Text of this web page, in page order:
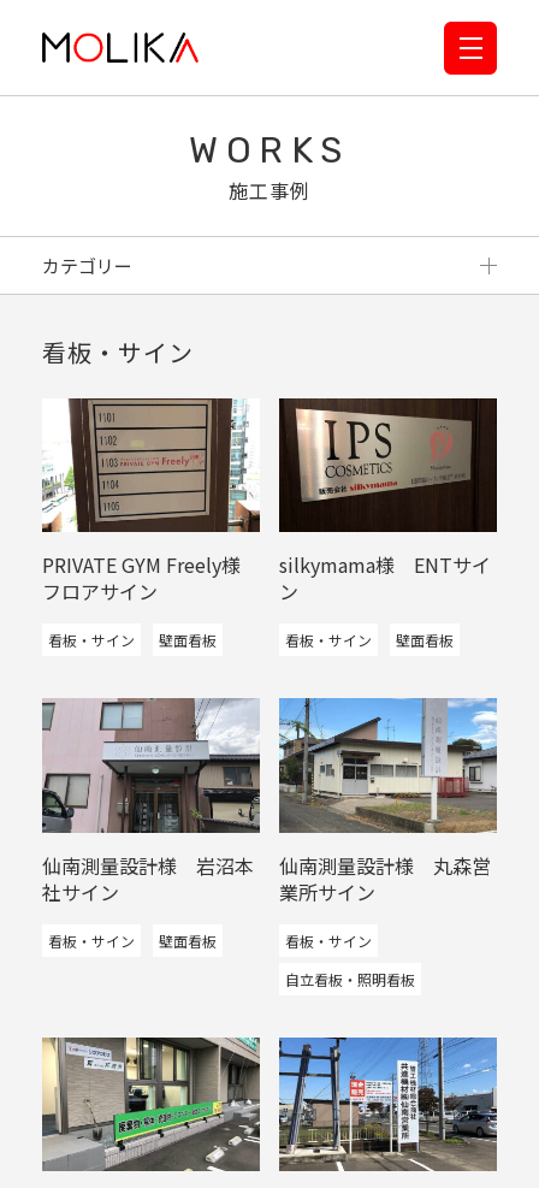
WORKS
施工事例
カテゴリー
看板・サイン
PRIVATE GYM Freely様
フロアサイン
看板・サイン 壁面看板
silkymama様 ENTサイ
ン
看板・サイン 壁面看板
仙南測量設計様 岩沼本
社サイン
看板・サイン 壁面看板
仙南測量設計様 丸森営
業所サイン
看板・サイン
自立看板・照明看板